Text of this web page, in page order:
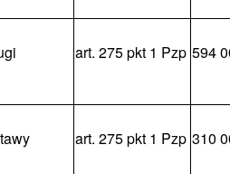
art. 275 pkt 1 Pzp 594
art. 275 pkt 1 Pzp 310